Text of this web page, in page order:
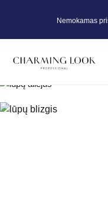
Nemokamas